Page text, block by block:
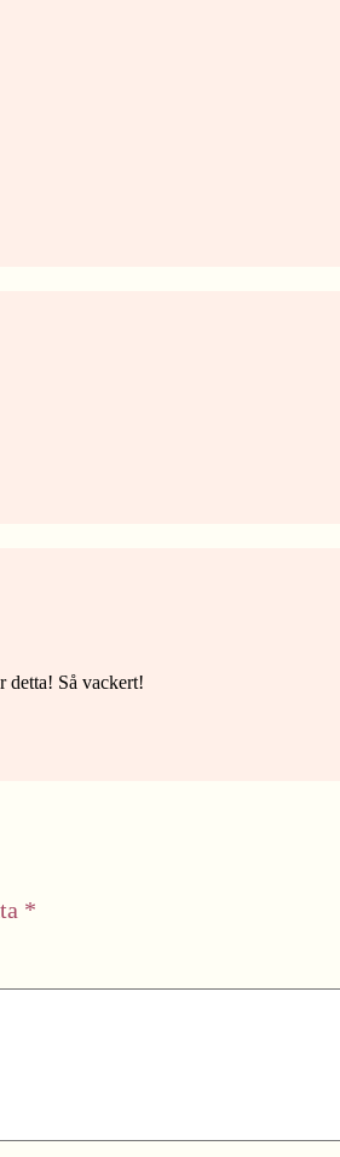
detta! Så vackert!
*